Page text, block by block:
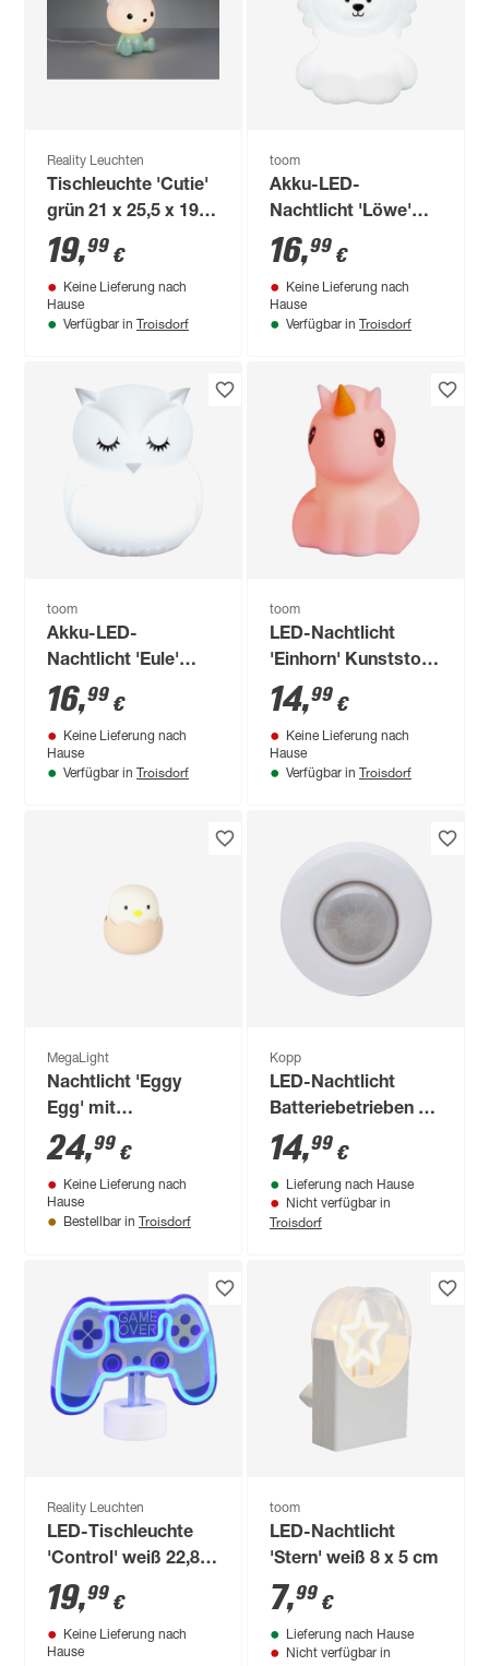
Reality Leuchten
Tischleuchte 'Cutie'
grün 21 x 25,5 x 19
cm
19,99 €
Keine Lieferung nach
Hause
Verfügbar in Troisdorf
toom
Akku-LED-
Nachtlicht 'Löwe'
weiß 12,2 cm, mit
Farbwechsler
16,99 €
Keine Lieferung nach
Hause
Verfügbar in Troisdorf
toom
Akku-LED-
Nachtlicht 'Eule'
weiß 12 cm, mit
Farbwechsler
16,99 €
Keine Lieferung nach
Hause
Verfügbar in Troisdorf
toom
LED-Nachtlicht
'Einhorn' Kunststoff
9 x 15 cm
14,99 €
Keine Lieferung nach
Hause
Verfügbar in Troisdorf
MegaLight
Nachtlicht 'Eggy
Egg' mit
Farbwechsler
24,99 €
Keine Lieferung nach
Hause
Bestellbar in Troisdorf
Kopp
LED-Nachtlicht
Batteriebetrieben 3
Stück
14,99 €
Lieferung nach Hause
Nicht verfügbar in
Troisdorf
Reality Leuchten
LED-Tischleuchte
'Control' weiß 22,8 x
18 x 8,5 cm
19,99 €
Keine Lieferung nach
Hause
toom
LED-Nachtlicht
'Stern' weiß 8 x 5 cm
7,99 €
Lieferung nach Hause
Nicht verfügbar in